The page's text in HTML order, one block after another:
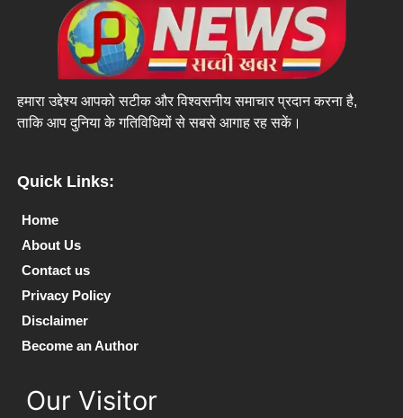
हमारा उद्देश्य आपको सटीक और विश्वसनीय समाचार प्रदान करना है,
ताकि आप दुनिया के गतिविधियों से सबसे आगाह रह सकें।
Quick Links:
Home
About Us
Contact us
Privacy Policy
Disclaimer
Become an Author
Our Visitor